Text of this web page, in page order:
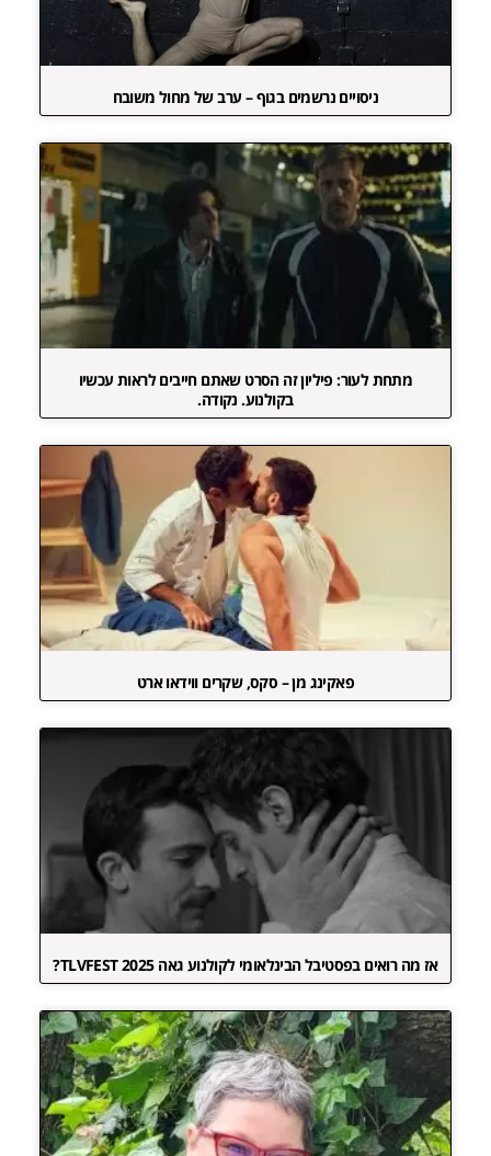
ניסויים נרשמים בגוף – ערב של מחול משובח
מתחת לעור: פיליון זה הסרט שאתם חייבים לראות עכשיו
בקולנוע. נקודה.
פאקינג מן – סקס, שקרים ווידאו ארט
אז מה רואים בפסטיבל הבינלאומי לקולנוע גאה TLVFEST 2025?